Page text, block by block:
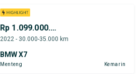
Rp 1.099.000.000
2022 - 30.000-35.000 km
BMW X7
Menteng Kemarin